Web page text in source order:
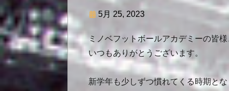
5月 25, 2023
ミノベフットボールアカデミーの皆様
いつもありがとうございます。
新学年も少しずつ慣れてくる時期と